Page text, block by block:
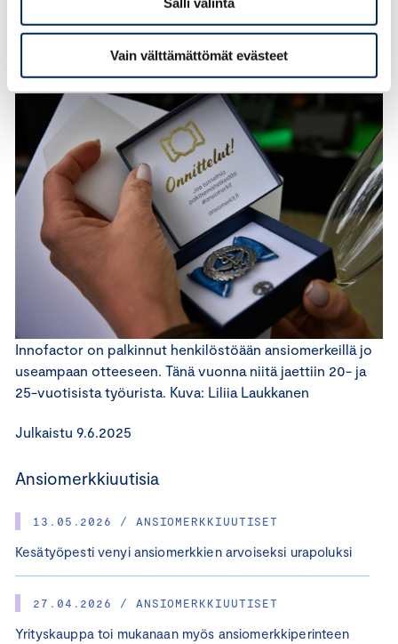
Vain välttämättömät evästeet
Julkaistu 9.6.2025
Ansiomerkkiuutisia
13.05.2026 / ANSIOMERKKIUUTISET
Kesätyöpesti venyi ansiomerkkien arvoiseksi urapoluksi
27.04.2026 / ANSIOMERKKIUUTISET
Yrityskauppa toi mukanaan myös ansiomerkkiperinteen
menneet todella nopeasti. On hienoa olla yrityksessä,
jossa on kiva tehdä töitä ja ympärillä on osaavia ihmisiä”,
Innofactor on palkinnut henkilöstöään ansiomerkeillä jo
useampaan otteeseen. Tänä vuonna niitä jaettiin 20- ja
25-vuotisista työurista. Kuva: Liliia Laukkanen